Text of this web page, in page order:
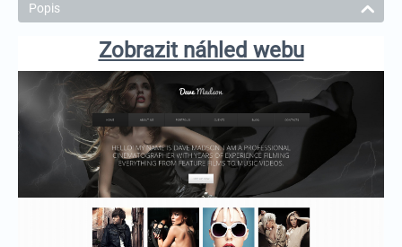
Popis
Zobrazit náhled webu